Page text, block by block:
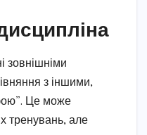
зовнішніми
з іншими,
Це може
тренувань, але